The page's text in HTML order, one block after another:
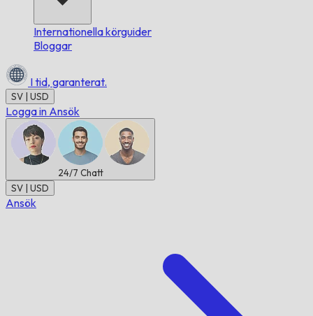
Internationella körguider
Bloggar
I tid, garanterat.
SV | USD
Logga in Ansök
24/7 Chatt
SV | USD
Ansök